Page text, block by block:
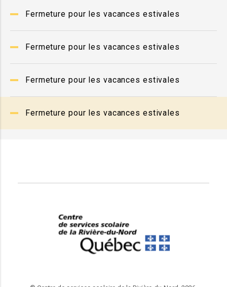
Fermeture pour les vacances estivales
Fermeture pour les vacances estivales
Fermeture pour les vacances estivales
Fermeture pour les vacances estivales